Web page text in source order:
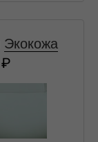
Экокожа